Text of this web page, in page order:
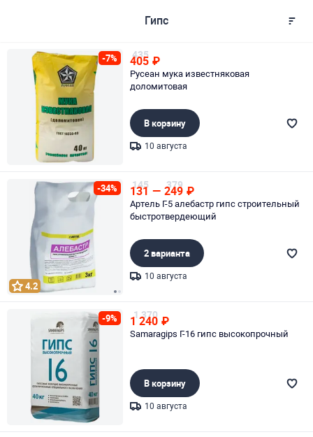
Гипс
-7% 435
405 ₽
Русеан мука известняковая
доломитовая
В корзину
10 августа
-34%
4.2
145
131 — 379
249 ₽
Артель Г-5 алебастр гипс строительный
быстротвердеющий
2 варианта
10 августа
-9% 1 370
1 240 ₽
Samaragips Г-16 гипс высокопрочный
В корзину
10 августа